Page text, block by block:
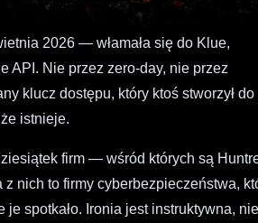
2026 — włamała się do Klue,
API. Nie przez zero-day, nie przez
klucz dostępu, który ktoś stworzył do
istnieje.
firm — wśród których są
nich to firmy cyberbezpieczeństwa,
spotkało. Ironia jest instruktywna, nie